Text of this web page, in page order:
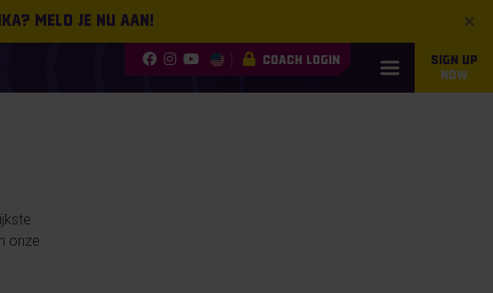
×
Meld je nu aan!
COACH LOGIN
SIGN UP
NOW
onze